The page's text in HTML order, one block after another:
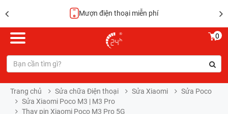
Hoàn tiền 100%
0
Trang chủ Sửa chữa Điện thoại Sửa Xiaomi
Sửa Poco
Sửa Xiaomi Poco M3 | M3 Pro
Thay pin Xiaomi Poco M3 Pro 5G